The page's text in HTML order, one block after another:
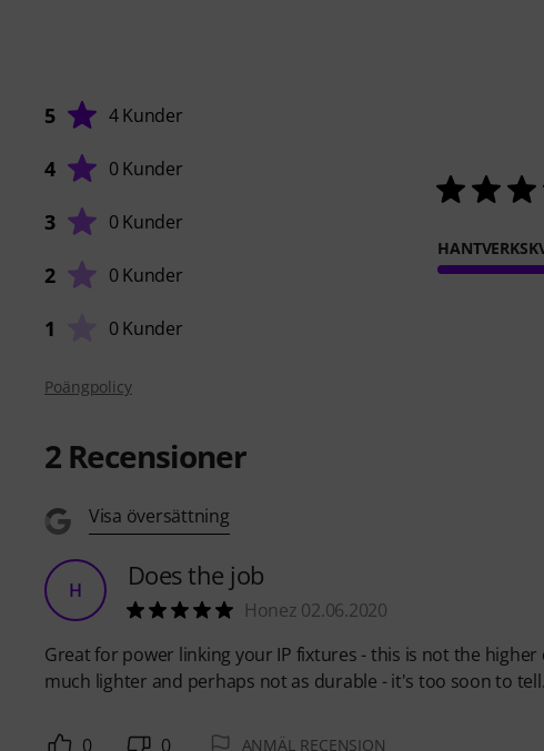
5 4 Kunder
4 0 Kunder
3 0 Kunder
2 0 Kunder
1 0 Kunder
Poängpolicy
2 Recensioner
Visa översättning
H Does the job
Honez 02.06.2020
Great for power linking your IP fixtures - this is not the
much lighter and perhaps not as durable - it's too soon to
0 0 ANMÄL RECENSION